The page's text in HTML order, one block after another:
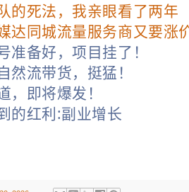
的死法，我亲眼看了两年
达同城流量服务商又要涨
准备好，项目挂了！
然流带货，挺猛！
，即将爆发！
的红利:副业增长